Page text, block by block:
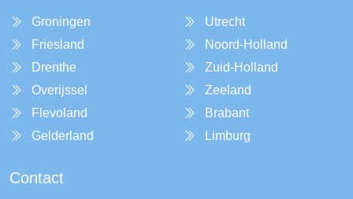
Groningen
Friesland
Drenthe
Overijssel
Flevoland
Gelderland
Utrecht
Noord-Holland
Zuid-Holland
Zeeland
Brabant
Limburg
Contact